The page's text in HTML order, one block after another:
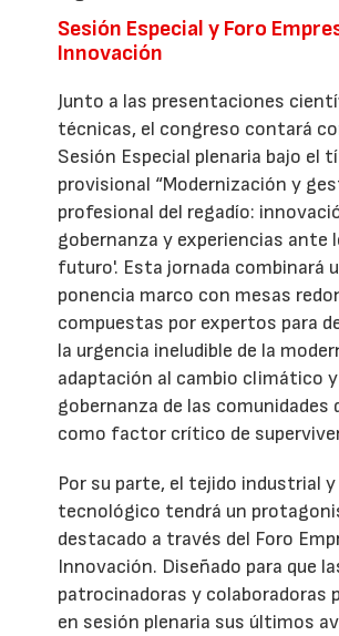
Sesión Especial y Foro
Innovación
Junto a las presentaciones
técnicas, el congreso contará
Sesión Especial plenaria bajo el
provisional “Modernización y
profesional del regadío:
gobernanza y experiencias ante
futuro'. Esta jornada combinará
ponencia marco con mesas
compuestas por expertos para
la urgencia ineludible de la
adaptación al cambio climático
gobernanza de las comunidades
como factor crítico de
Por su parte, el tejido industrial y
tecnológico tendrá un
destacado a través del Foro
Innovación. Diseñado para que
patrocinadoras y colaboradoras
en sesión plenaria sus últimos